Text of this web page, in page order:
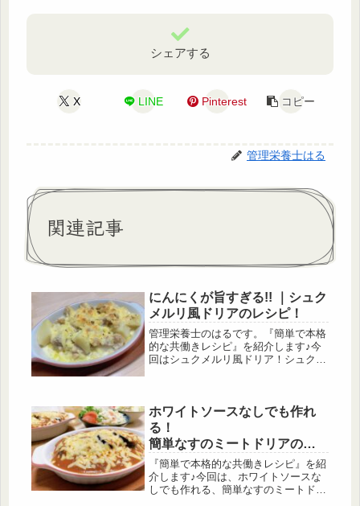
シェアする
X LINE Pinterest コピー
管理栄養士はる
関連記事
にんにくが旨すぎる!! ｜シュク
メルリ風ドリアのレシピ！
管理栄養士のはるです。『簡単で本格
的な共働きレシピ』を紹介します♪今
回はシュクメルリ風ドリア！シュクメ
てドリアにしてみました。
ホワイトソースなしでも作れ
る！
簡単なすのミートドリアのレ
シピ！
『簡単で本格的な共働きレシピ』を紹
介します♪今回は、ホワイトソースな
しでも作れる、簡単なすのミートドリ